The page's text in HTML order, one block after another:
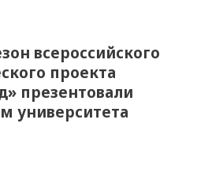
всероссийского
проекта
презентовали
университета